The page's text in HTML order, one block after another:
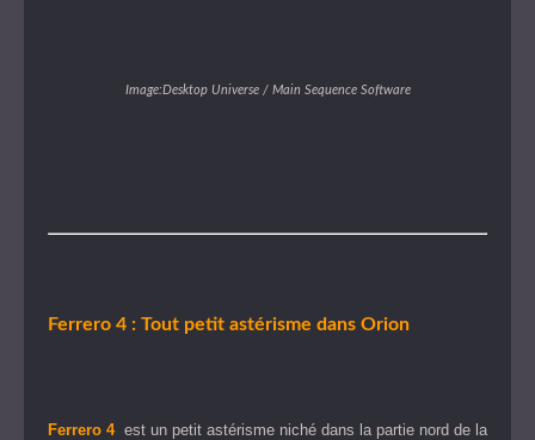
Image:Desktop Universe / Main Sequence Software
Ferrero 4 : Tout petit astérisme dans Orion
Ferrero 4est un petit astérisme niché dans la partie nord de la